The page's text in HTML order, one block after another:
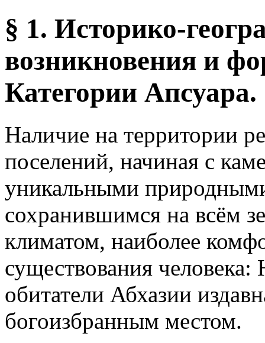
§ 1. Историко-
возникновения и
Категории Апсуара.
Наличие на территории
поселений, начиная с
уникальными
сохранившимся на всём
климатом, наиболее
существования
обитатели Абхазии
богоизбранным местом.